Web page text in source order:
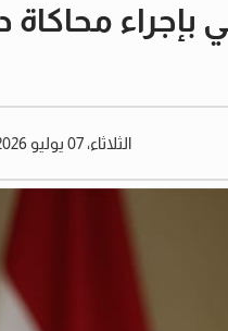
محاكاة
الثلاثاء، 07 يوليو 2026 03:01 مساءً